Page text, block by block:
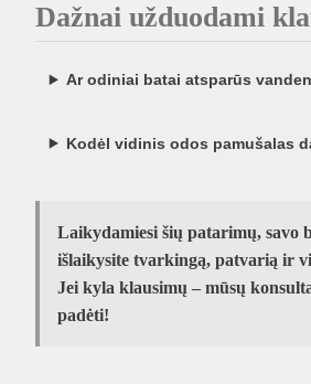
Dažnai užduodami
Ar odiniai batai atsparūs
Kodėl vidinis odos pamušalas
Laikydamiesi šių patarimų, savo
išlaikysite tvarkingą, patvarią ir
Jei kyla klausimų – mūsų
padėti!